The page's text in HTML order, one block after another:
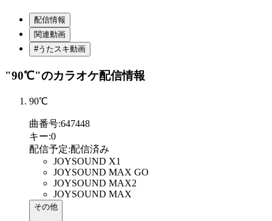
配信情報
関連動画
#うたスキ動画
"90℃"のカラオケ配信情報
90℃
曲番号:647448
キー:0
配信予定:配信済み
JOYSOUND X1
JOYSOUND MAX GO
JOYSOUND MAX2
JOYSOUND MAX
その他